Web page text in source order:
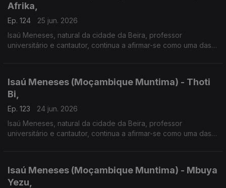
Afrika,
Ep. 124
25 jun. 2026
Isaú Meneses, natural da cidade da Beira, professor
universitário e cantautor, continua a afirmar-se como uma das
Isaú Meneses (Moçambique Muntima) - Thoti
Bi,
Ep. 123
24 jun. 2026
Isaú Meneses, natural da cidade da Beira, professor
universitário e cantautor, continua a afirmar-se como uma das
Isaú Meneses (Moçambique Muntima) - Mbuya
Yezu,